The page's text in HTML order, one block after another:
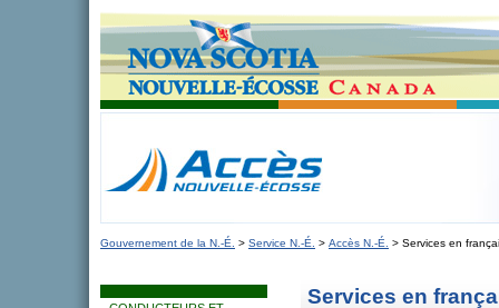
novascotia.ca
Nouvelle-Écosse, Canada
Gouvernement de la N.-É. > Service N.-É. > Accès N.-É. > Services en
Services en